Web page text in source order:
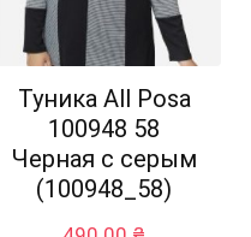
Туника All Posa
100948 58
Черная с серым
(100948_58)